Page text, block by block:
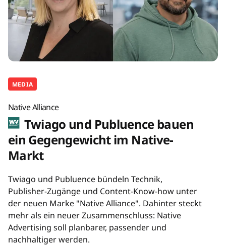
MEDIA
Native Alliance
Twiago und Publuence bauen
ein Gegengewicht im Native-
Markt
Twiago und Publuence bündeln Technik,
Publisher-Zugänge und Content-Know-how unter
der neuen Marke "Native Alliance". Dahinter steckt
mehr als ein neuer Zusammenschluss: Native
Advertising soll planbarer, passender und
nachhaltiger werden.